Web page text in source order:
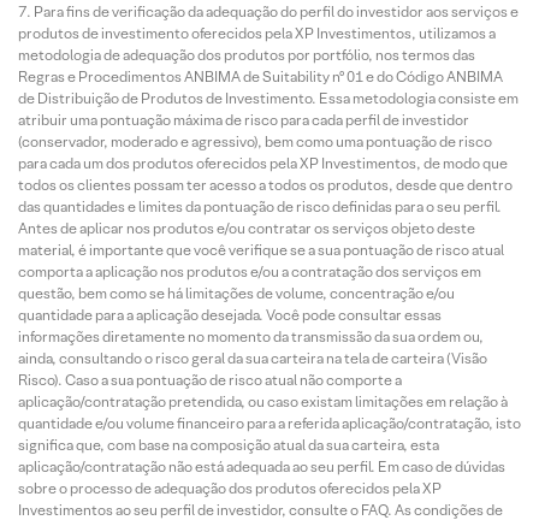
Para fins de verificação da adequação do perfil do investidor aos serviços e
produtos de investimento oferecidos pela XP Investimentos, utilizamos a
metodologia de adequação dos produtos por portfólio, nos termos das
Regras e Procedimentos ANBIMA de Suitability nº 01 e do Código ANBIMA
de Distribuição de Produtos de Investimento. Essa metodologia consiste em
atribuir uma pontuação máxima de risco para cada perfil de investidor
(conservador, moderado e agressivo), bem como uma pontuação de risco
para cada um dos produtos oferecidos pela XP Investimentos, de modo que
todos os clientes possam ter acesso a todos os produtos, desde que dentro
das quantidades e limites da pontuação de risco definidas para o seu perfil.
Antes de aplicar nos produtos e/ou contratar os serviços objeto deste
material, é importante que você verifique se a sua pontuação de risco atual
comporta a aplicação nos produtos e/ou a contratação dos serviços em
questão, bem como se há limitações de volume, concentração e/ou
quantidade para a aplicação desejada. Você pode consultar essas
informações diretamente no momento da transmissão da sua ordem ou,
ainda, consultando o risco geral da sua carteira na tela de carteira (Visão
Risco). Caso a sua pontuação de risco atual não comporte a
aplicação/contratação pretendida, ou caso existam limitações em relação à
quantidade e/ou volume financeiro para a referida aplicação/contratação, isto
significa que, com base na composição atual da sua carteira, esta
aplicação/contratação não está adequada ao seu perfil. Em caso de dúvidas
sobre o processo de adequação dos produtos oferecidos pela XP
Investimentos ao seu perfil de investidor, consulte o FAQ. As condições de